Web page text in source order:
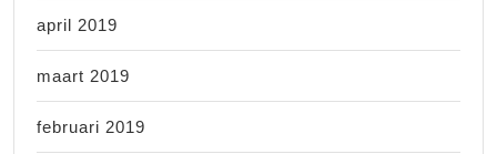
april 2019
maart 2019
februari 2019